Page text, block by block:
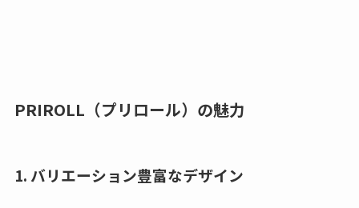
PRIROLL（プリロール）の魅力
1. バリエーション豊富なデザイン